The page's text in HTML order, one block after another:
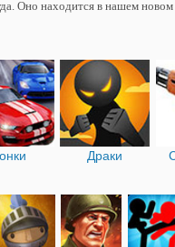
Оно находится в нашем
Драки